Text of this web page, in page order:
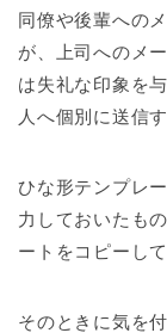
同僚や後輩への
が、上司へのメ
は失礼な印象を
人へ個別に送信
ひな形テンプレ
力しておいたも
ートをコピーし
そのときに気を